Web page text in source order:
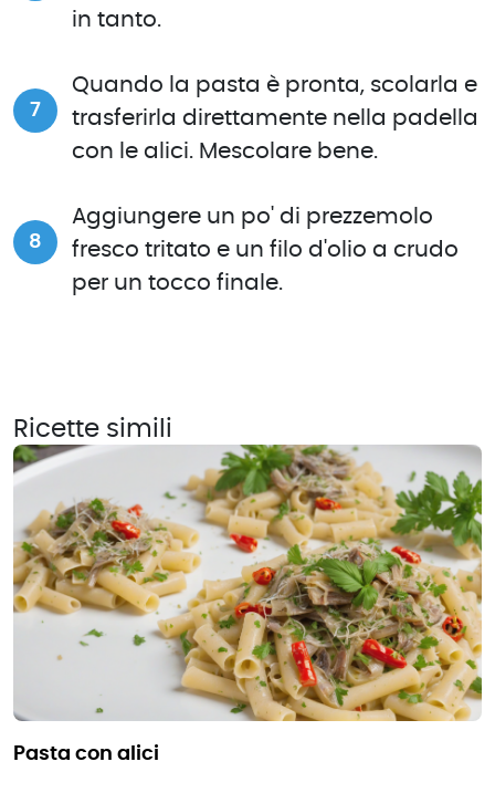
in tanto.
Quando la pasta è pronta, scolarla e
trasferirla direttamente nella padella
con le alici. Mescolare bene.
Aggiungere un po' di prezzemolo
fresco tritato e un filo d'olio a crudo
per un tocco finale.
Ricette simili
pasta con alici